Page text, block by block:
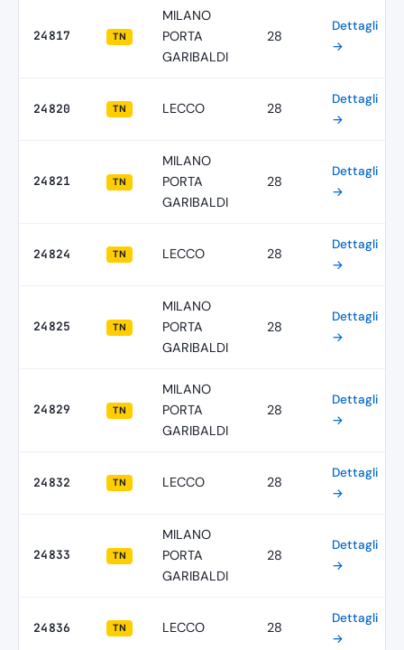
24817 TN
MILANO
PORTA
GARIBALDI
28
Dettagli
→
24820 TN LECCO 28
Dettagli
→
24821 TN
MILANO
PORTA
GARIBALDI
28
Dettagli
→
24824 TN LECCO 28
Dettagli
→
24825 TN
MILANO
PORTA
GARIBALDI
28
Dettagli
→
24829 TN
MILANO
PORTA
GARIBALDI
28
Dettagli
→
24832 TN LECCO 28
Dettagli
→
24833 TN
MILANO
PORTA
GARIBALDI
28
Dettagli
→
24836 TN LECCO 28
Dettagli
→